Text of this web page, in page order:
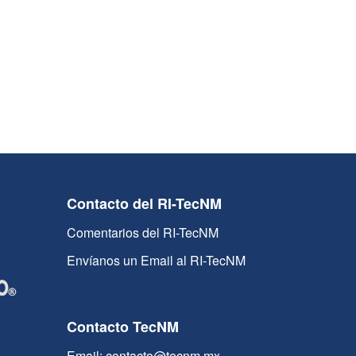
Contacto del RI-TecNM
Comentarios del RI-TecNM
Envíanos un Email al RI-TecNM
Contacto TecNM